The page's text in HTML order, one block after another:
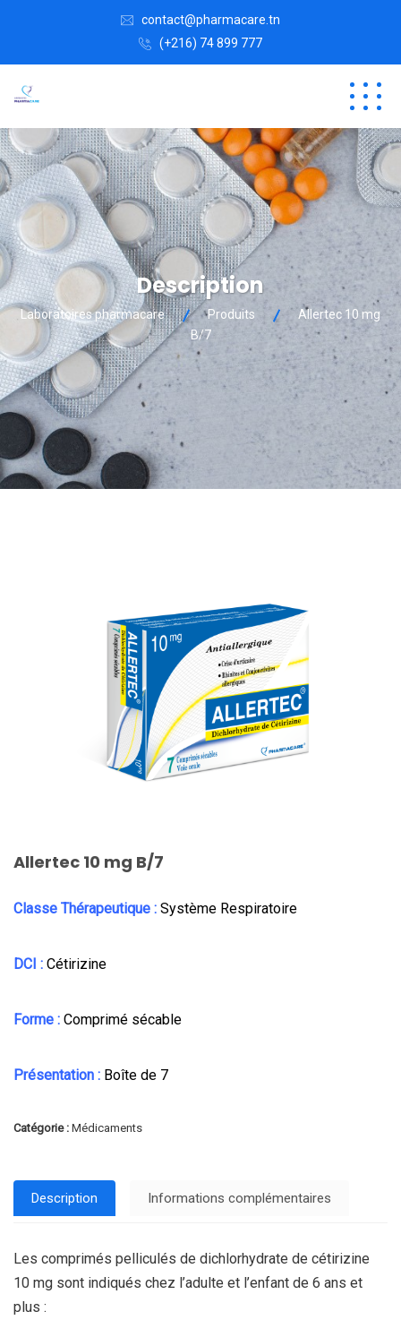
contact@pharmacare.tn
(+216) 74 899 777
Description
Laboratoires pharmacare Produits
Allertec 10 mg
B/7
Allertec 10 mg B/7
Classe Thérapeutique : Système Respiratoire
DCI : Cétirizine
Forme : Comprimé sécable
Présentation : Boîte de 7
Catégorie : Médicaments
Description Informations complémentaires
Les comprimés pelliculés de dichlorhydrate de cétirizine
10 mg sont indiqués chez l’adulte et l’enfant de 6 ans et
plus :